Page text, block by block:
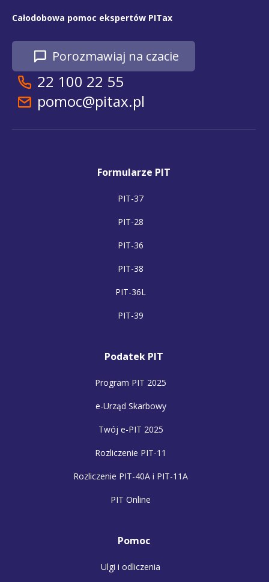
Całodobowa pomoc ekspertów PITax
Porozmawiaj na czacie
22 100 22 55
pomoc@pitax.pl
Formularze PIT
PIT-37
PIT-28
PIT-36
PIT-38
PIT-36L
PIT-39
Podatek PIT
Program PIT 2025
e-Urząd Skarbowy
Twój e-PIT 2025
Rozliczenie PIT-11
Rozliczenie PIT-40A i PIT-11A
PIT Online
Pomoc
Ulgi i odliczenia